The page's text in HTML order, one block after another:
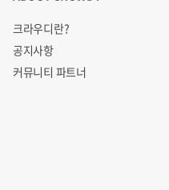
크라우디란?
공지사항
커뮤니티 파트너